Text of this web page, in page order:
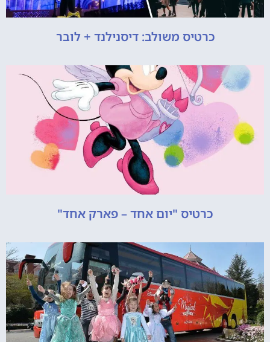
כרטיס משולב: דיסנילנד + לובר
כרטיס "יום אחד – פארק אחד"